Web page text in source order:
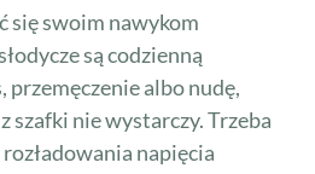
się swoim nawykom
są codzienną
albo nudę,
szafki nie wystarczy. Trzeba
napięcia